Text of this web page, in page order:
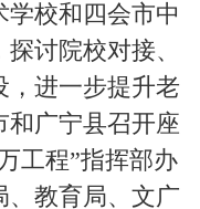
校和四会市中
讨院校对接、
，进一步提升老
和广宁县召开座
工程”指挥部办
、教育局、文广